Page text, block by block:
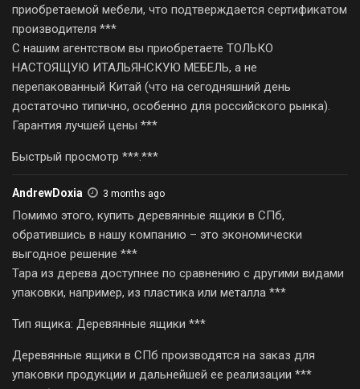
приобретаемой мебели, что подтверждается сертификатом
производителя ***
С нашим агентством вы приобретаете ТОЛЬКО
НАСТОЯЩУЮ ИТАЛЬЯНСКУЮ МЕБЕЛЬ, а не
перепакованный Китай (что на сегодняшний день
достаточно типично, особенно для российского рынка).
Гарантия лучшей цены ***
Быстрый просмотр ***.***
AndrewDoxia 3 months ago
Помимо этого, купить деревянные ящики в СПб,
обратившись в нашу компанию – это экономически
выгодное решение ***
Тара из дерева доступнее по сравнению с другими видами
упаковки, например, из пластика или металла ***
Тип ящика: Деревянные ящики ***
Деревянные ящики в СПб производятся на заказ для
упаковки продукции и дальнейшей ее реализации ***